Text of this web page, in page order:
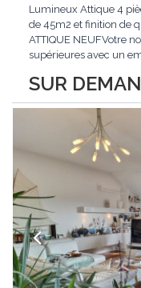
SUR
Lumineux Attique 4
de 45m2 et finition de
ATTIQUE NEUFVotre
supérieures avec un
commodités !LE
haut de gamme située